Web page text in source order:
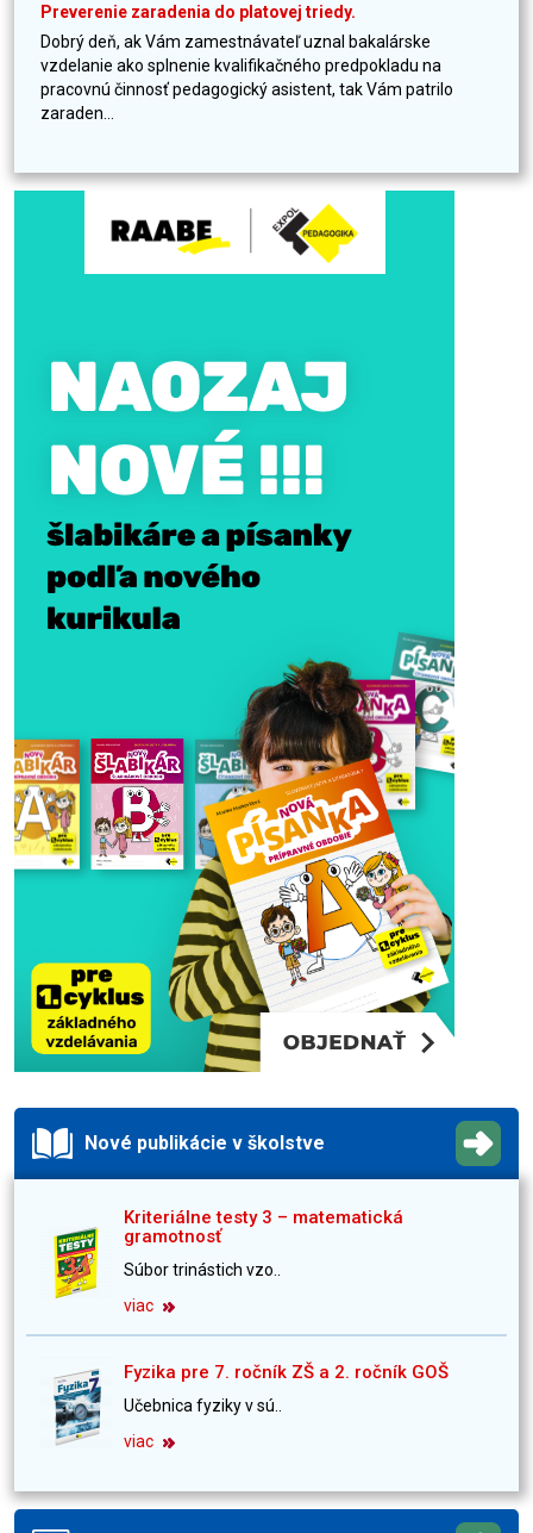
Preverenie zaradenia do platovej triedy.
Dobrý deň, ak Vám zamestnávateľ uznal bakalárske
vzdelanie ako splnenie kvalifikačného predpokladu na
pracovnú činnosť pedagogický asistent, tak Vám patrilo
zaraden...
Nové publikácie v školstve
Kriteriálne testy 3 – matematická
gramotnosť
Súbor trinástich vzo..
viac
Fyzika pre 7. ročník ZŠ a 2. ročník GOŠ
Učebnica fyziky v sú..
viac